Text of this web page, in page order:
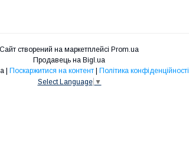
Сайт створений на маркетплейсі Prom.ua
Продавець на Bigl.ua
Поскаржитися на контент
Політика конфіденційності
Select Language ▼